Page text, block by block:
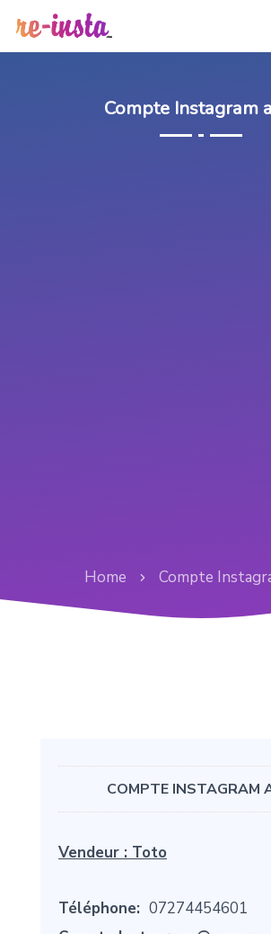
Compte Instagram
Home Compte
COMPTE INSTAGRAM
Vendeur : Toto
Téléphone: 07274454601